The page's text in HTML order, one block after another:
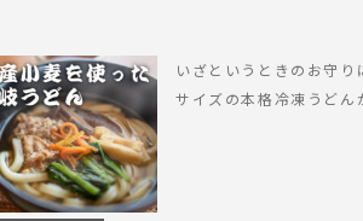
いざというときのお守り
サイズの本格冷凍うどん